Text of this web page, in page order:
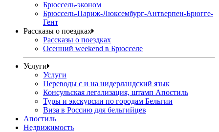
Брюссель-эконом
Брюссель-Париж-Люксембург-Антверпен-Брюгге-
Гент
Рассказы о поездках
Рассказы о поездках
Осенний weekend в Брюсселе
Услуги
Услуги
Переводы с и на нидерландский язык
Консульская легализация, штамп Апостиль
Туры и экскурсии по городам Бельгии
Виза в Россию для бельгийцев
Апостиль
Недвижимость